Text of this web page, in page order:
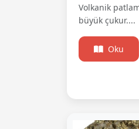
Volkanik
büyük çukur....
Oku